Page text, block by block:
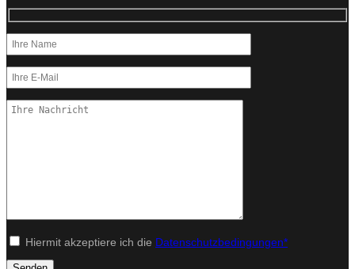
Hiermit akzeptiere ich die Datenschutzbedingungen*